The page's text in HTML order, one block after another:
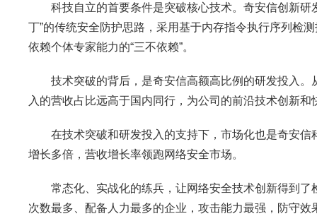
科技自立的首要条件是突破核心技术。奇安信创新研
丁”的传统安全防护思路，采用基于内存指令执行序列检
依赖个体专家能力的“三不依赖”。
技术突破的背后，是奇安信高额高比例的研发投入。
入的营收占比远高于国内同行，为公司的前沿技术创新
在技术突破和研发投入的支持下，市场化也是奇安信
增长多倍，营收增长率领跑网络安全市场。
常态化、实战化的练兵，让网络安全技术创新得到了
次数最多、配备人力最多的企业，攻击能力最强，防守